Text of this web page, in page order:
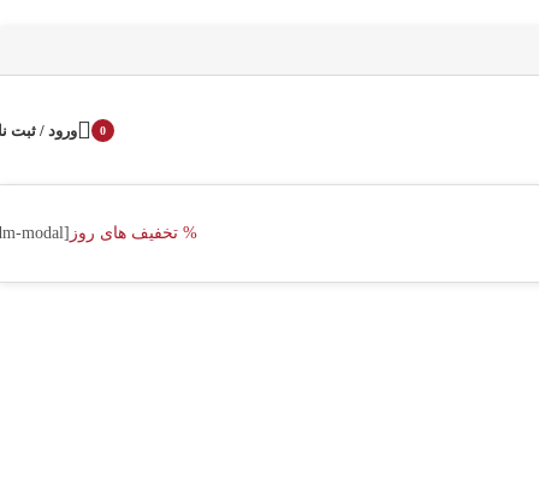
0
ورود / ثبت
% تخفیف های روز [dm-modal]